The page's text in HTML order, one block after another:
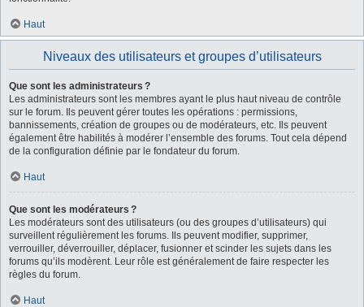
Haut
Niveaux des utilisateurs et groupes d’utilisateurs
Que sont les administrateurs ?
Les administrateurs sont les membres ayant le plus haut niveau de contrôle
sur le forum. Ils peuvent gérer toutes les opérations : permissions,
bannissements, création de groupes ou de modérateurs, etc. Ils peuvent
également être habilités à modérer l’ensemble des forums. Tout cela dépend
de la configuration définie par le fondateur du forum.
Haut
Que sont les modérateurs ?
Les modérateurs sont des utilisateurs (ou des groupes d’utilisateurs) qui
surveillent régulièrement les forums. Ils peuvent modifier, supprimer,
verrouiller, déverrouiller, déplacer, fusionner et scinder les sujets dans les
forums qu’ils modèrent. Leur rôle est généralement de faire respecter les
règles du forum.
Haut